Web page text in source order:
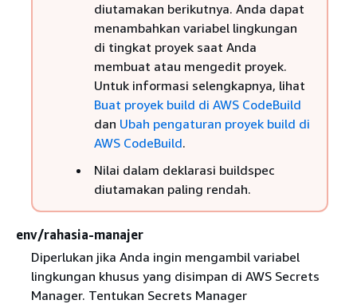
diutamakan berikutnya. Anda dapat
menambahkan variabel lingkungan
di tingkat proyek saat Anda
membuat atau mengedit proyek.
Untuk informasi selengkapnya, lihat
Buat proyek build di AWS CodeBuild
dan Ubah pengaturan proyek build di
AWS CodeBuild.
Nilai dalam deklarasi buildspec
diutamakan paling rendah.
env/rahasia-manajer
Diperlukan jika Anda ingin mengambil variabel
lingkungan khusus yang disimpan di AWS Secrets
Manager. Tentukan Secrets Manager